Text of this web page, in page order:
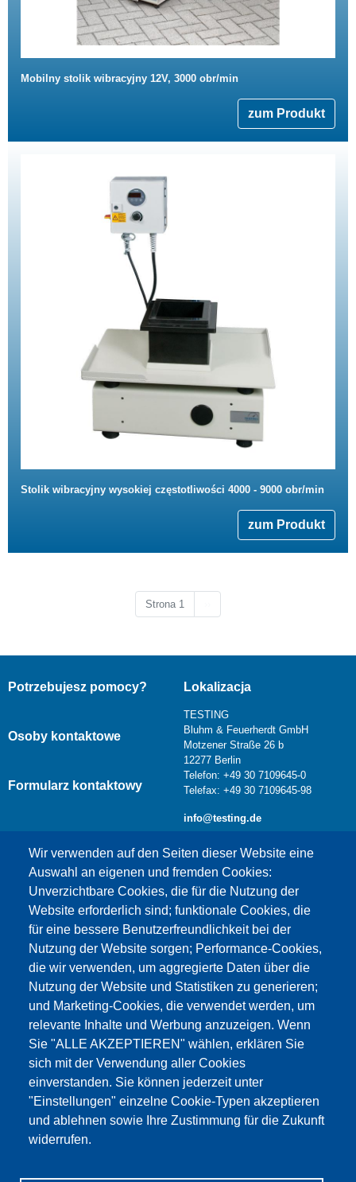
Mobilny stolik wibracyjny 12V, 3000 obr/min
zum Produkt
Stolik wibracyjny wysokiej częstotliwości 4000 - 9000 obr/min
zum Produkt
Strona 1
Wir verwenden auf den Seiten dieser Website eine
Auswahl an eigenen und fremden Cookies:
Unverzichtbare Cookies, die für die Nutzung der
Website erforderlich sind; funktionale Cookies, die
für eine bessere Benutzerfreundlichkeit bei der
Nutzung der Website sorgen; Performance-Cookies,
die wir verwenden, um aggregierte Daten über die
Nutzung der Website und Statistiken zu generieren;
und Marketing-Cookies, die verwendet werden, um
relevante Inhalte und Werbung anzuzeigen. Wenn
Sie "ALLE AKZEPTIEREN" wählen, erklären Sie
sich mit der Verwendung aller Cookies
einverstanden. Sie können jederzeit unter
"Einstellungen" einzelne Cookie-Typen akzeptieren
und ablehnen sowie Ihre Zustimmung für die Zukunft
widerrufen.
Potrzebujesz pomocy?
Osoby kontaktowe
Formularz kontaktowy
Lokalizacja
TESTING
Bluhm & Feuerherdt GmbH
Motzener Straße 26 b
12277 Berlin
Telefon: +49 30 7109645-0
Telefax: +49 30 7109645-98
info@testing.de
Dieser Inhalt ist blockiert, da die Google Maps
Cookies nicht akzeptiert wurden.
NUR DIE GOOGLE MAPS COOKIES
AKZEPTIEREN.
Alle Cookies akzeptieren